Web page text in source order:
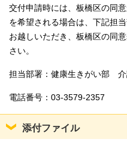
交付申請時には、板橋区の同
を希望される場合は、下記担
お越しいただき、板橋区の同
さい。
担当部署：健康生きがい部
電話番号：03-3579-2357
添付ファイル